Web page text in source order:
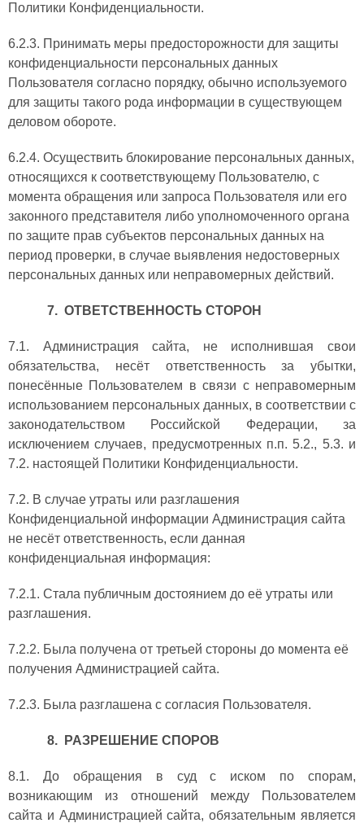
Политики Конфиденциальности.
6.2.3. Принимать меры предосторожности для защиты
конфиденциальности персональных данных
Пользователя согласно порядку, обычно используемого
для защиты такого рода информации в существующем
деловом обороте.
6.2.4. Осуществить блокирование персональных данных,
относящихся к соответствующему Пользователю, с
момента обращения или запроса Пользователя или его
законного представителя либо уполномоченного органа
по защите прав субъектов персональных данных на
период проверки, в случае выявления недостоверных
персональных данных или неправомерных действий.
7. ОТВЕТСТВЕННОСТЬ СТОРОН
7.1. Администрация сайта, не исполнившая свои
обязательства, несёт ответственность за убытки,
понесённые Пользователем в связи с неправомерным
использованием персональных данных, в соответствии с
законодательством Российской Федерации, за
исключением случаев, предусмотренных п.п. 5.2., 5.3. и
7.2. настоящей Политики Конфиденциальности.
7.2. В случае утраты или разглашения
Конфиденциальной информации Администрация сайта
не несёт ответственность, если данная
конфиденциальная информация:
7.2.1. Стала публичным достоянием до её утраты или
разглашения.
7.2.2. Была получена от третьей стороны до момента её
получения Администрацией сайта.
7.2.3. Была разглашена с согласия Пользователя.
8. РАЗРЕШЕНИЕ СПОРОВ
8.1. До обращения в суд с иском по спорам,
возникающим из отношений между Пользователем
сайта и Администрацией сайта, обязательным является